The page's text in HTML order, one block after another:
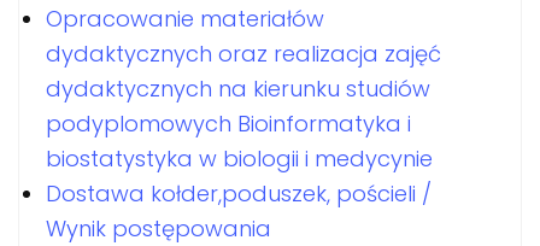
Opracowanie materiałów
dydaktycznych oraz realizacja zajęć
dydaktycznych na kierunku studiów
podyplomowych Bioinformatyka i
biostatystyka w biologii i medycynie
Dostawa kołder,poduszek, pościeli /
Wynik postępowania